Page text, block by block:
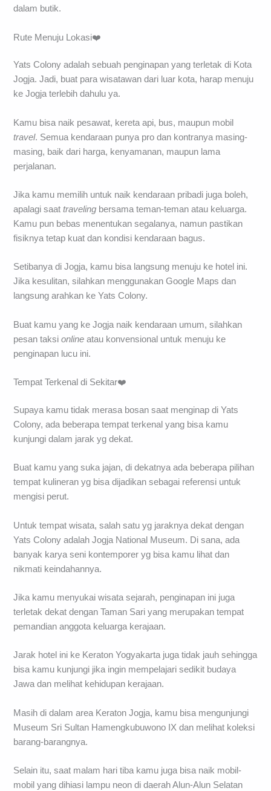
dalam butik.
Rute Menuju Lokasi❤️
Yats Colony adalah sebuah penginapan yang terletak di Kota
Jogja. Jadi, buat para wisatawan dari luar kota, harap menuju
ke Jogja terlebih dahulu ya.
Kamu bisa naik pesawat, kereta api, bus, maupun mobil
travel. Semua kendaraan punya pro dan kontranya masing-
masing, baik dari harga, kenyamanan, maupun lama
perjalanan.
Jika kamu memilih untuk naik kendaraan pribadi juga boleh,
apalagi saattraveling bersama teman-teman atau keluarga.
Kamu pun bebas menentukan segalanya, namun pastikan
fisiknya tetap kuat dan kondisi kendaraan bagus.
Setibanya di Jogja, kamu bisa langsung menuju ke hotel ini.
Jika kesulitan, silahkan menggunakan Google Maps dan
langsung arahkan ke Yats Colony.
Buat kamu yang ke Jogja naik kendaraan umum, silahkan
pesan taksionline atau konvensional untuk menuju ke
penginapan lucu ini.
Tempat Terkenal di Sekitar❤️
Supaya kamu tidak merasa bosan saat menginap di Yats
Colony, ada beberapa tempat terkenal yang bisa kamu
kunjungi dalam jarak yg dekat.
Buat kamu yang suka jajan, di dekatnya ada beberapa pilihan
tempat kulineran yg bisa dijadikan sebagai referensi untuk
mengisi perut.
Untuk tempat wisata, salah satu yg jaraknya dekat dengan
Yats Colony adalah Jogja National Museum. Di sana, ada
banyak karya seni kontemporer yg bisa kamu lihat dan
nikmati keindahannya.
Jika kamu menyukai wisata sejarah, penginapan ini juga
terletak dekat dengan Taman Sari yang merupakan tempat
pemandian anggota keluarga kerajaan.
Jarak hotel ini ke Keraton Yogyakarta juga tidak jauh sehingga
bisa kamu kunjungi jika ingin mempelajari sedikit budaya
Jawa dan melihat kehidupan kerajaan.
Masih di dalam area Keraton Jogja, kamu bisa mengunjungi
Museum Sri Sultan Hamengkubuwono IX dan melihat koleksi
barang-barangnya.
Selain itu, saat malam hari tiba kamu juga bisa naik mobil-
mobil yang dihiasi lampu neon di daerah Alun-Alun Selatan